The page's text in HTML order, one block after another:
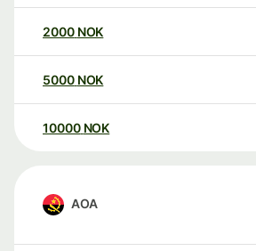
2000 NOK
5000 NOK
10000 NOK
AOA